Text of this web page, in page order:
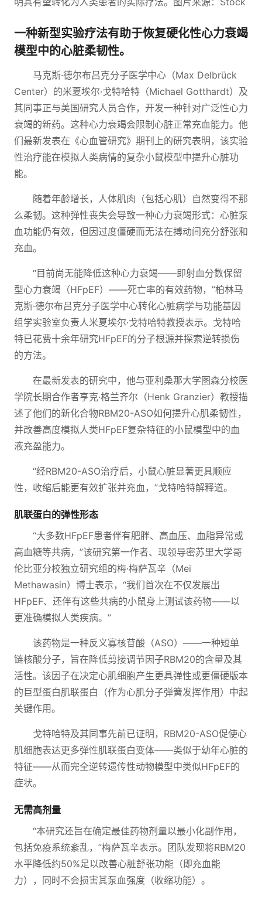
一种新型实验疗法有助于恢复硬化性心力衰竭
模型中的心脏柔韧性。
马克斯·德尔布吕克分子医学中心（Max Delbrück
Center）的米夏埃尔·戈特哈特（Michael Gotthardt）及
其同事正与美国研究人员合作，开发一种针对广泛性心力
衰竭的新药。这种心力衰竭会限制心脏正常充血能力。他
们最新发表在《心血管研究》期刊上的研究表明，该实验
性治疗能在模拟人类病情的复杂小鼠模型中提升心脏功
能。
随着年龄增长，人体肌肉（包括心肌）自然变得不那
么柔韧。这种弹性丧失会导致一种心力衰竭形式：心脏泵
血功能仍有效，但因过度僵硬而无法在搏动间充分舒张和
充血。
“目前尚无能降低这种心力衰竭——即射血分数保留
型心力衰竭（HFpEF）——死亡率的有效药物，”柏林马
克斯·德尔布吕克分子医学中心转化心脏病学与功能基因
组学实验室负责人米夏埃尔·戈特哈特教授表示。戈特哈
特已花费十余年研究HFpEF的分子根源并探索逆转损伤
的方法。
在最新发表的研究中，他与亚利桑那大学图森分校医
学院长期合作者亨克·格兰齐尔（Henk Granzier）教授描
述了他们的新化合物RBM20-ASO如何提升心肌柔韧性，
并改善高度模拟人类HFpEF复杂特征的小鼠模型中的血
液充盈能力。
“经RBM20-ASO治疗后，小鼠心脏显著更具顺应
性，收缩后能更有效扩张并充血，”戈特哈特解释道。
肌联蛋白的弹性形态
“大多数HFpEF患者伴有肥胖、高血压、血脂异常或
高血糖等共病，”该研究第一作者、现领导密苏里大学哥
伦比亚分校独立研究组的梅·梅萨瓦辛（Mei
Methawasin）博士表示，“我们首次在不仅发展出
HFpEF、还伴有这些共病的小鼠身上测试该药物——以
更准确模拟人类疾病。”
该药物是一种反义寡核苷酸（ASO）——一种短单
链核酸分子，旨在降低剪接调节因子RBM20的含量及其
活性。该因子在决定心肌细胞产生更具弹性或更僵硬版本
的巨型蛋白肌联蛋白（作为心肌分子弹簧发挥作用）中起
关键作用。
戈特哈特及其同事先前已证明，RBM20-ASO促使心
肌细胞表达更多弹性肌联蛋白变体——类似于幼年心脏的
特征——从而完全逆转遗传性动物模型中类似HFpEF的
症状。
无需高剂量
“本研究还旨在确定最佳药物剂量以最小化副作用，
包括免疫系统紊乱，”梅萨瓦辛表示。团队发现将RBM20
水平降低约50%足以改善心脏舒张功能（即充血能
力），同时不会损害其泵血强度（收缩功能）。